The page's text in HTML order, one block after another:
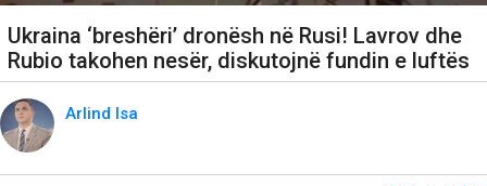
Ukraina ‘breshëri’ dronësh në Rusi! Lavrov dhe
Rubio takohen nesër, diskutojnë fundin e luftës
Arlind Isa